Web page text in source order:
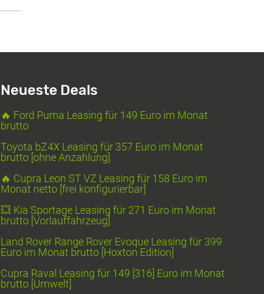
Neueste Deals
🔥 Ford Puma Leasing für 149 Euro im Monat
brutto
Toyota bZ4X Leasing für 357 Euro im Monat
brutto [ohne Anzahlung]
🔥 Cupra Leon ST VZ Leasing für 158 Euro im
Monat netto [frei konfigurierbar]
💥 Kia Sportage Leasing für 271 Euro im Monat
brutto [Vorlauffahrzeug]
Land Rover Range Rover Evoque Leasing für 399
Euro im Monat brutto [Hoxton Edition]
Cupra Raval Leasing für 149 [316] Euro im Monat
brutto [Umwelt]